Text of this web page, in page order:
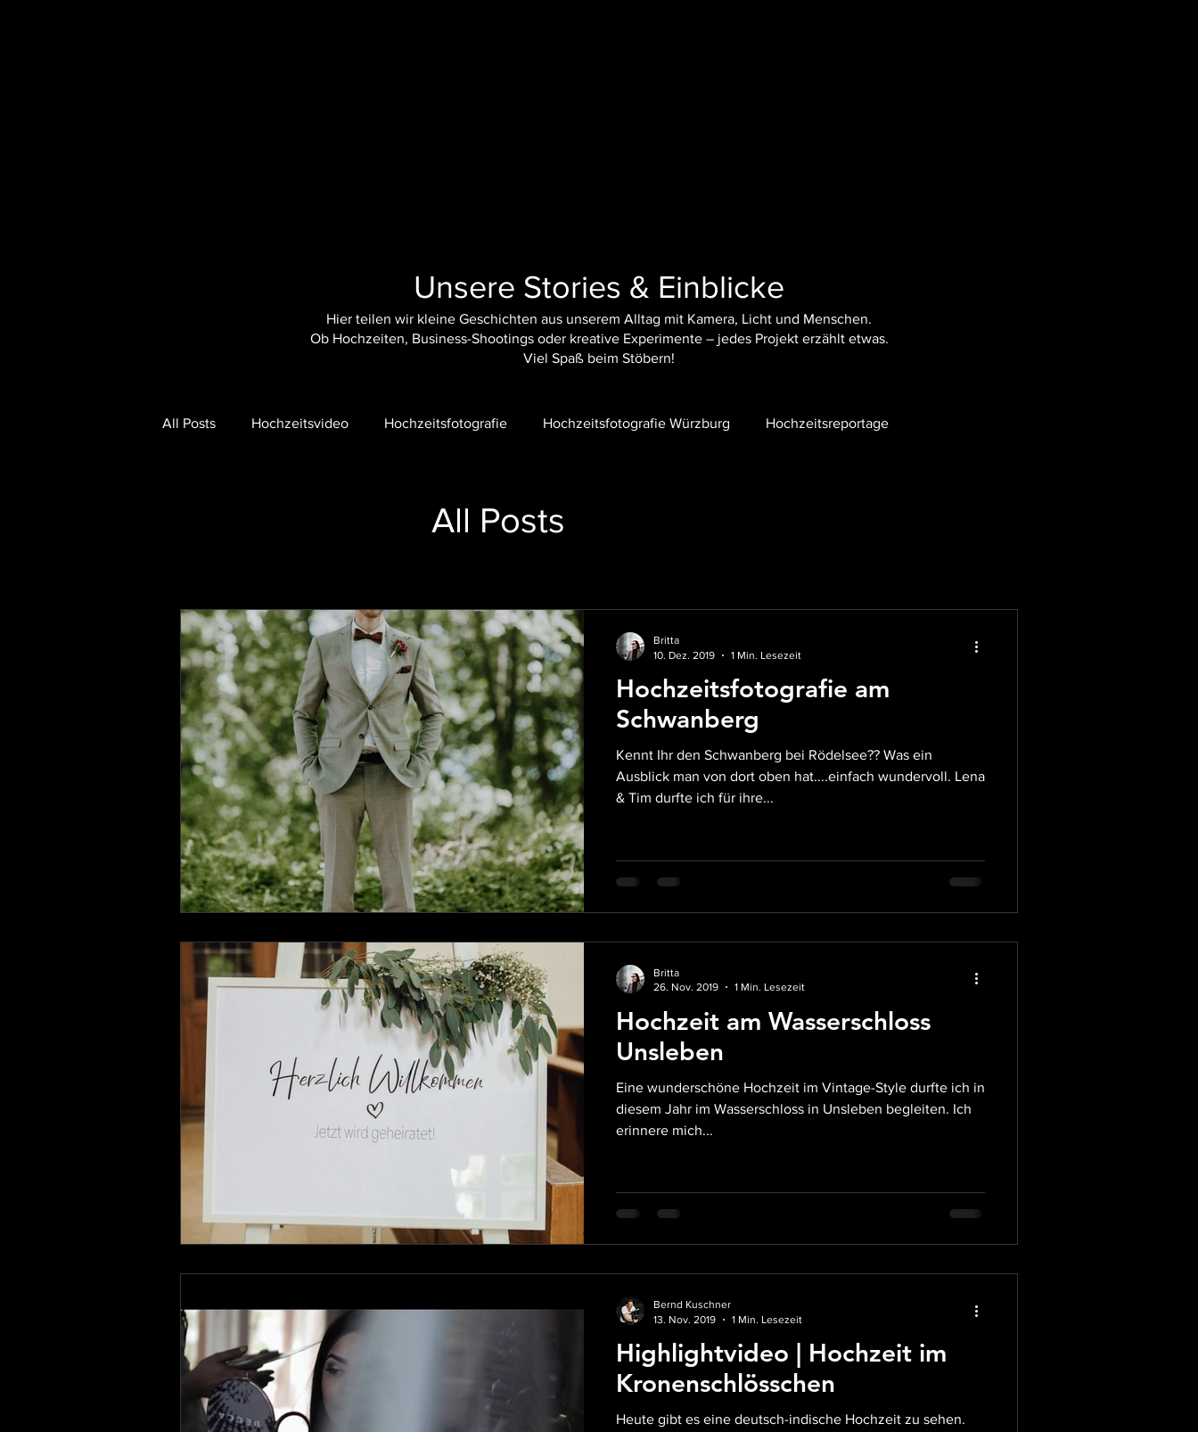
Unsere Stories & Einblicke
Hier teilen wir kleine Geschichten aus unserem Alltag mit Kamera, Licht und Menschen.
Ob Hochzeiten, Business-Shootings oder kreative Experimente – jedes Projekt erzählt etwas.
Viel Spaß beim Stöbern!
All Posts Hochzeitsvideo Hochzeitsfotografie Hochzeitsfotografie Würzburg Hochzeitsreportage
Hochzeitsvideo Gardasee Hochzeit in den Bergen Destination Wedding
Hochzeitsvideo Würzburg Hochzeitsvideo Karlsruhe Hochzeitsvideo Mainfranken
Hochzeitsvideo Hessen Hochzeitsvideo Wiesbaden Afterwedding Afterwedding Würzburg
Babybauch Shooting Babyfotografie behind the scenes
All Posts
Hochzeitsfotografie am
Schwanberg
Kennt Ihr den Schwanberg bei Rödelsee?? Was ein
Ausblick man von dort oben hat....einfach wundervoll. Lena
& Tim durfte ich für ihre...
Britta
10. Dez. 2019
1 Min. Lesezeit
Hochzeit am Wasserschloss
Unsleben
Eine wunderschöne Hochzeit im Vintage-Style durfte ich in
diesem Jahr im Wasserschloss in Unsleben begleiten. Ich
erinnere mich...
Britta
26. Nov. 2019
1 Min. Lesezeit
Highlightvideo | Hochzeit im
Kronenschlösschen
Heute gibt es eine deutsch-indische Hochzeit zu sehen.
Bernd Kuschner
13. Nov. 2019
1 Min. Lesezeit